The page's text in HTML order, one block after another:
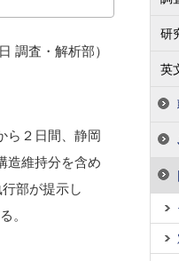
調査・解析部）
ら２日間、静岡
造維持分を含め
部が提示し
。
研
英